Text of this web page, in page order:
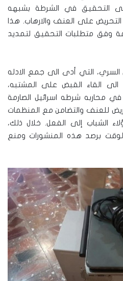
التحقيق في الشرطة بشبهه
على العنف والارهاب. هذا
وفق متطلبات التحقيق لتمديد
السري، التي أدى الى جمع الادله
الى القاء القبض على المشتبه،
محاربه شرطه اسرائيل الصارمة
للعنف والتضامن مع المنظمات
الشباب إلى الفعل. خلال ذلك،
برصد هذه المنشورات ومنع